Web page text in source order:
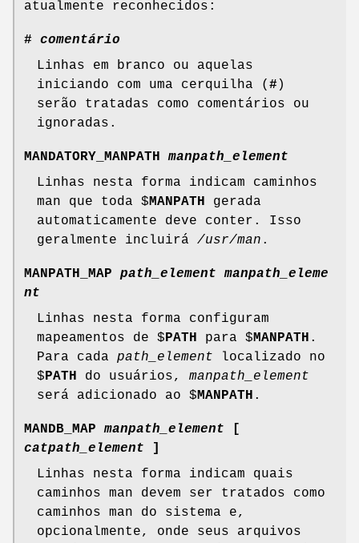
atualmente reconhecidos:
# comentário
Linhas em branco ou aquelas
iniciando com uma cerquilha ( # )
serão tratadas como comentários ou
ignoradas.
MANDATORY_MANPATH manpath_element
Linhas nesta forma indicam caminhos
man que toda $MANPATH gerada
automaticamente deve conter. Isso
geralmente incluirá /usr/man .
MANPATH_MAP path_element manpath_eleme
nt
Linhas nesta forma configuram
mapeamentos de $PATH para $MANPATH .
Para cada path_element localizado no
$PATH do usuários, manpath_element
será adicionado ao $MANPATH .
MANDB_MAPmanpath_element
catpath_element
Linhas nesta forma indicam quais
caminhos man devem ser tratados como
caminhos man do sistema e,
opcionalmente, onde seus arquivos